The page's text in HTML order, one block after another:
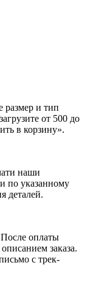
размер и тип
от 500 до
в корзину».
наши
по указанному
деталей.
После оплаты
заказа.
с трек-